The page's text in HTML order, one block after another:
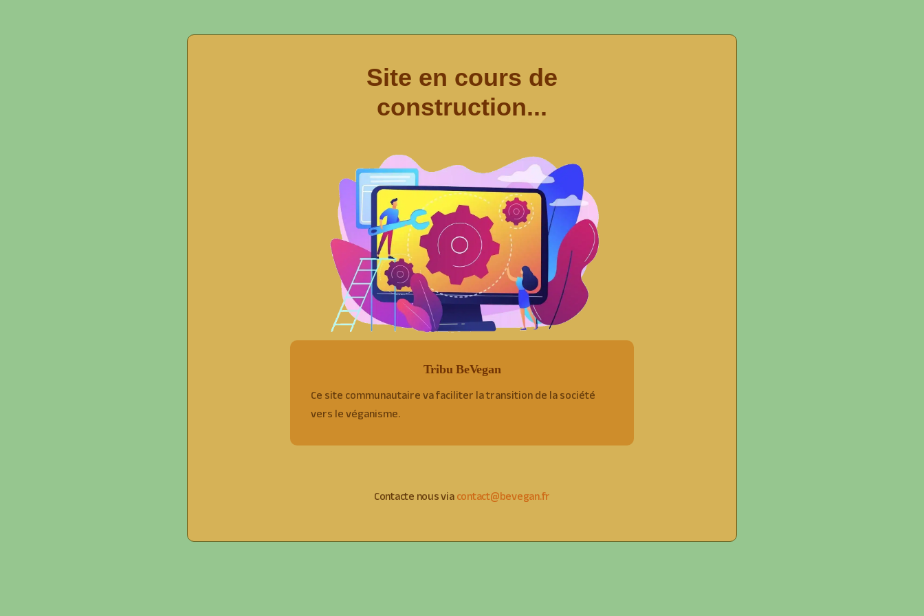
Site en cours de
construction...
Tribu BeVegan
Ce site communautaire va faciliter la transition de la société
vers le véganisme.
Contacte nous viacontact@bevegan.fr